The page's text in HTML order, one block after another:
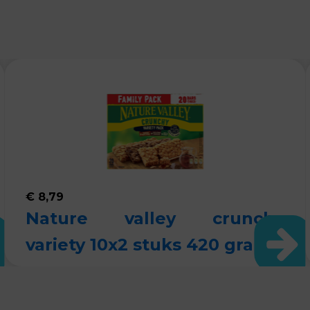
€ 8,79
Nature valley crunchy
variety 10x2 stuks 420 gram